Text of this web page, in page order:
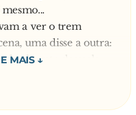
a ver o trem
uma disse a outra:
do charuto daquele
ainda:
não é nada, o